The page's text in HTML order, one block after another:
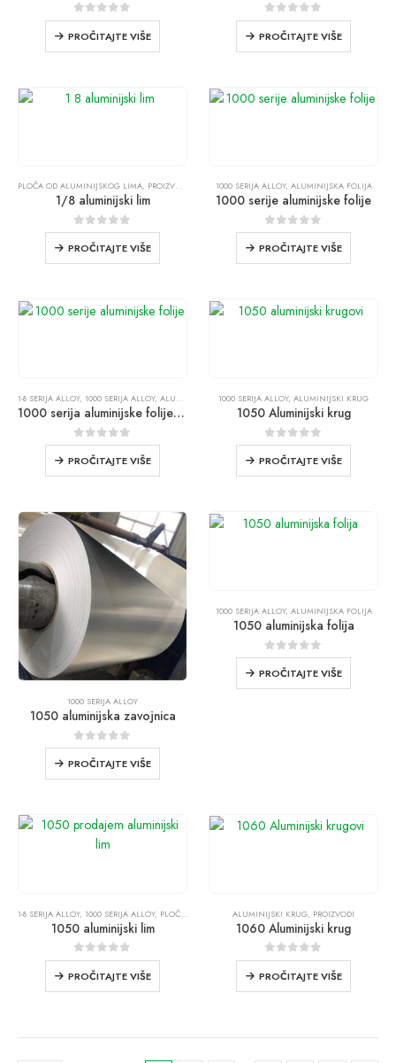
0od 5
PROČITAJTE VIŠE
0od 5
PROČITAJTE VIŠE
PLOČA OD ALUMINIJSKOG LIMA, PROIZVODI
1/8 aluminijski lim
0od 5
PROČITAJTE VIŠE
1000 SERIJA ALLOY, ALUMINIJSKA FOLIJA
1000 serije aluminijske folije
0od 5
PROČITAJTE VIŠE
1-8 SERIJA ALLOY, 1000 SERIJA ALLOY, ALUMINIJSKA FOLIJA
1000 serija aluminijske folije na prodaju
0od 5
PROČITAJTE VIŠE
1000 SERIJA ALLOY, ALUMINIJSKI KRUG
1050 Aluminijski krug
0od 5
PROČITAJTE VIŠE
1000 SERIJA ALLOY
1050 aluminijska zavojnica
0od 5
PROČITAJTE VIŠE
1000 SERIJA ALLOY, ALUMINIJSKA FOLIJA
1050 aluminijska folija
0od 5
PROČITAJTE VIŠE
1-8 SERIJA ALLOY, 1000 SERIJA ALLOY, PLOČA OD ALUMINIJSKOG LIMA
1050 aluminijski lim
0od 5
PROČITAJTE VIŠE
ALUMINIJSKI KRUG PROIZVODI
1060 Aluminijski krug
0od 5
PROČITAJTE VIŠE